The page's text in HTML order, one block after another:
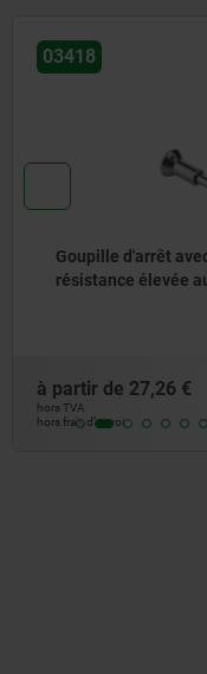
03415
Goupille d'arrêt à
à partir de18,92 €
hors TVA
hors frais d’envoi